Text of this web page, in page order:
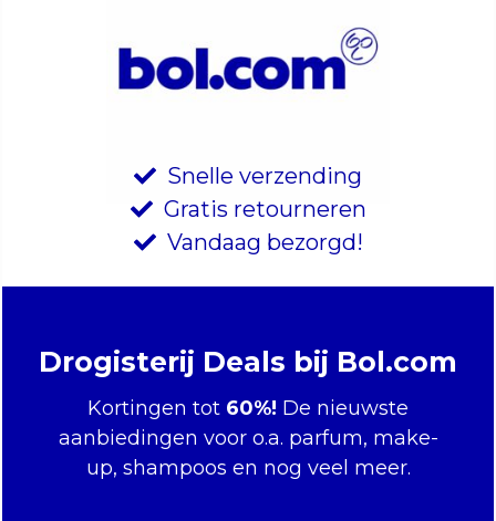
Snelle verzending
Gratis retourneren
Vandaag bezorgd!
Drogisterij Deals bij Bol.com
Kortingen tot 60%! De nieuwste
aanbiedingen voor o.a. parfum, make-
up, shampoos en nog veel meer.